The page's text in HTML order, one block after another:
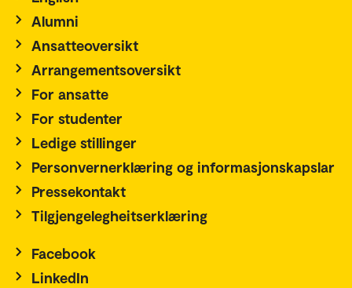
Alumni
Ansatteoversikt
Arrangementsoversikt
For ansatte
For studenter
Ledige stillinger
Personvernerklæring og informasjonskapslar
Pressekontakt
Tilgjengelegheitserklæring
Facebook
LinkedIn